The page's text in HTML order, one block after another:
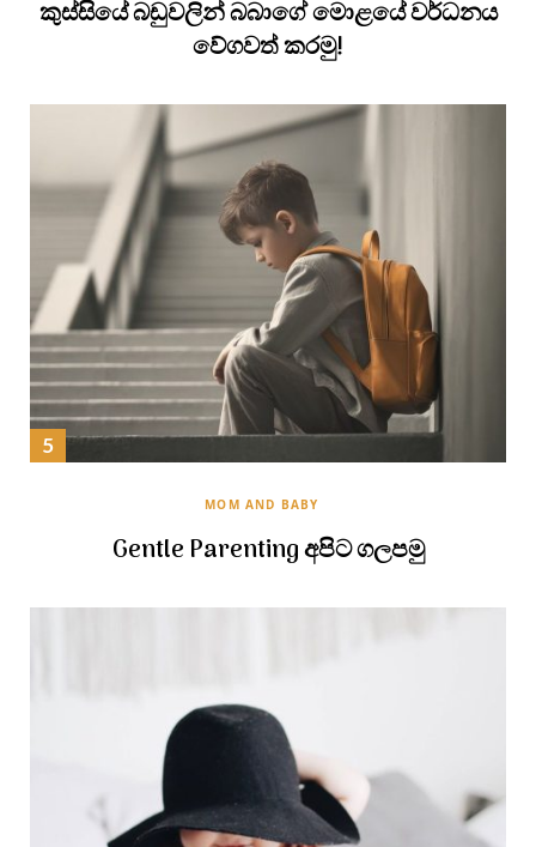
කුස්සියේ බඩුවලින් බබාගේ මොළයේ වර්ධනය
වේගවත් කරමු!
MOM AND BABY
Gentle Parenting අපිට ගලපමු